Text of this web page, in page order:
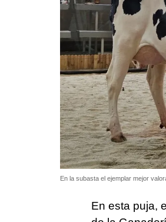
En la subasta el ejemplar mejor
En esta puja,